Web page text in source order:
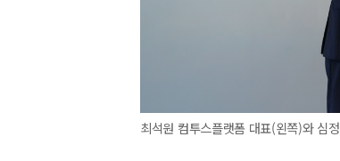
최석원 컴투스플랫폼 대표(왼쪽)와 심